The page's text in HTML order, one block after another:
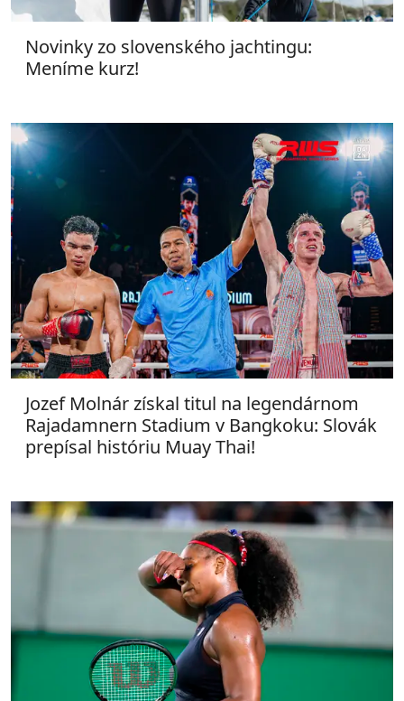
Novinky zo slovenského jachtingu:
Meníme kurz!
Jozef Molnár získal titul na legendárnom
Rajadamnern Stadium v Bangkoku: Slovák
prepísal históriu Muay Thai!